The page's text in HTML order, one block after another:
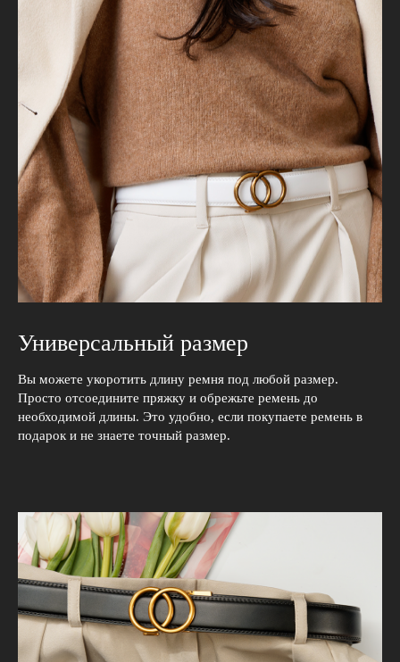
Универсальный размер
Вы можете укоротить длину ремня под любой размер.
Просто отсоедините пряжку и обрежьте ремень до
необходимой длины. Это удобно, если покупаете ремень в
подарок и не знаете точный размер.